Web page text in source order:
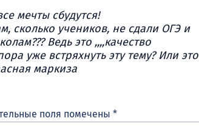
мечты сбудутся!
сколько учеников, не сдали ОГЭ и
Ведь это ,,,,качество
уже встряхнуть эту тему? Или это
маркиза
поля помечены *